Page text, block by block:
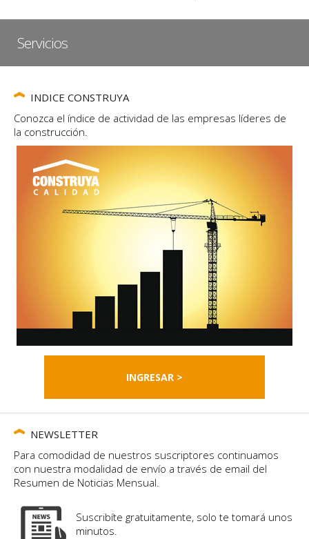
Servicios
INDICE CONSTRUYA
Conozca el índice de actividad de las empresas líderes de
la construcción.
INGRESAR >
NEWSLETTER
Para comodidad de nuestros suscriptores continuamos
con nuestra modalidad de envío a través de email del
Resumen de Noticias Mensual.
Suscribíte gratuitamente, solo te tomará unos
minutos.